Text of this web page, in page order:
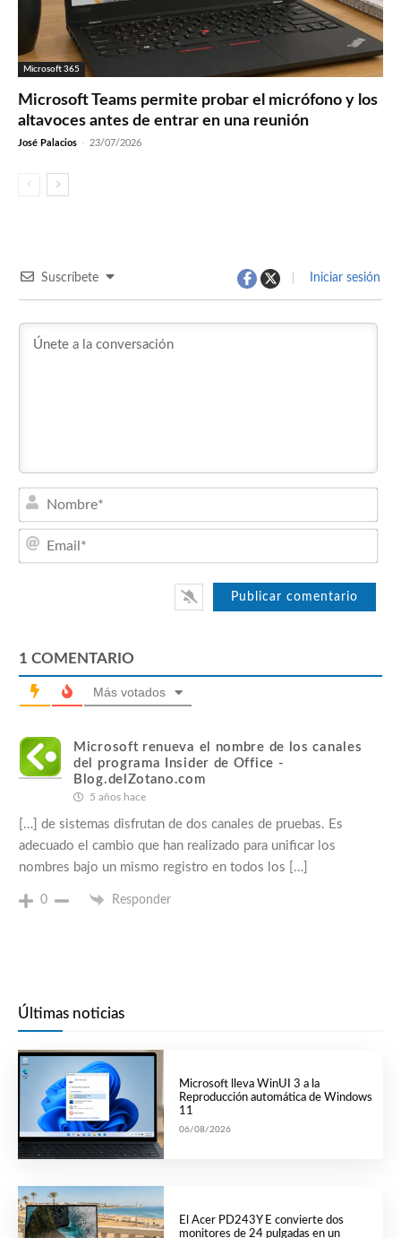
Microsoft 365
Microsoft Teams permite probar el micrófono y los
altavoces antes de entrar en una reunión
José Palacios - 23/07/2026
Suscríbete Iniciar sesión
1 COMENTARIO
Más votados
Microsoft renueva el nombre de los canales
del programa Insider de Office -
Blog.delZotano.com
5 años hace
[…] de sistemas disfrutan de dos canales de pruebas. Es
adecuado el cambio que han realizado para unificar los
nombres bajo un mismo registro en todos los […]
0 Responder
Últimas noticias
Microsoft lleva WinUI 3 a la
Reproducción automática de Windows
11
06/08/2026
El Acer PD243Y E convierte dos
monitores de 24 pulgadas en un